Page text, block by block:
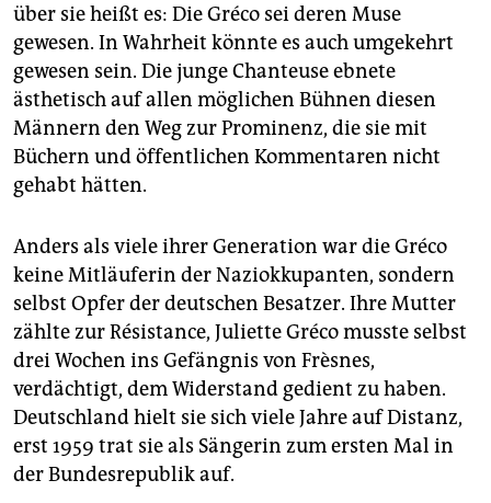
über sie heißt es: Die Gréco sei deren Muse
gewesen. In Wahrheit könnte es auch umgekehrt
gewesen sein. Die junge Chanteuse ebnete
ästhetisch auf allen möglichen Bühnen diesen
Männern den Weg zur Prominenz, die sie mit
Büchern und öffentlichen Kommentaren nicht
gehabt hätten.
Anders als viele ihrer Generation war die Gréco
keine Mitläuferin der Naziokkupanten, sondern
selbst Opfer der deutschen Besatzer. Ihre Mutter
zählte zur Résistance, Juliette Gréco musste selbst
drei Wochen ins Gefängnis von Frèsnes,
verdächtigt, dem Widerstand gedient zu haben.
Deutschland hielt sie sich viele Jahre auf Distanz,
erst 1959 trat sie als Sängerin zum ersten Mal in
der Bundesrepublik auf.